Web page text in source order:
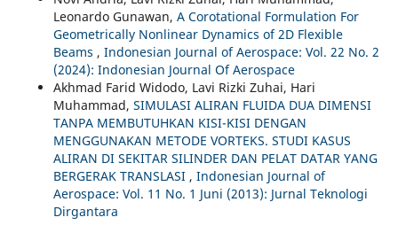
Leonardo Gunawan, A Corotational Formulation For
Geometrically Nonlinear Dynamics of 2D Flexible
Beams , Indonesian Journal of Aerospace: Vol. 22 No. 2
(2024): Indonesian Journal Of Aerospace
Akhmad Farid Widodo, Lavi Rizki Zuhai, Hari
Muhammad, SIMULASI ALIRAN FLUIDA DUA DIMENSI
TANPA MEMBUTUHKAN KISI-KISI DENGAN
MENGGUNAKAN METODE VORTEKS. STUDI KASUS
ALIRAN DI SEKITAR SILINDER DAN PELAT DATAR YANG
BERGERAK TRANSLASI , Indonesian Journal of
Aerospace: Vol. 11 No. 1 Juni (2013): Jurnal Teknologi
Dirgantara